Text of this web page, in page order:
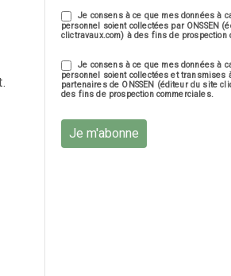
Je consens à ce que mes données à
personnel soient collectées par ONSSEN
clictravaux.com) à des fins de prospection
Je consens à ce que mes données à
personnel soient collectées et transmises
partenaires de ONSSEN (éditeur du site
des fins de prospection commerciales.
Je m'abonne